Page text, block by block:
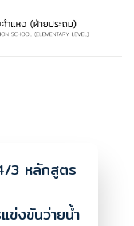
3 หลักสูตร
ข่งขันว่ายน้ำ